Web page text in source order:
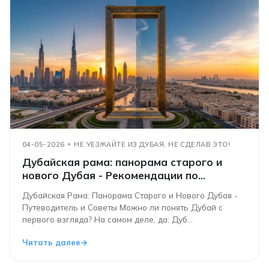
04-05-2026 НЕ УЕЗЖАЙТЕ ИЗ ДУБАЯ, НЕ СДЕЛАВ ЭТО!
Дубайская рама: панорама старого и
нового Дубая - Рекомендации по
Дубайская Рама: Панорама Старого и Нового Дубая -
Путеводитель и Советы Можно ли понять Дубай с
первого взгляда? На самом деле, да: Дуб...
Читать далее